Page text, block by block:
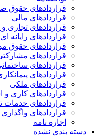
قراردادهای حقوق
قراردادهای مالی
قراردادهای تجاری و
قراردادهای رایانه ای
قراردادهای حقوق
قراردادهای
قراردادهای
قراردادهای
قراردادهای ملکی
قراردادهای کاری و
قراردادهای
قراردادهای واگذاری
اجاره نامه
دسته بندی نشده